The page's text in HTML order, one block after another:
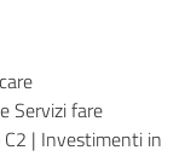
Servizi fare
| Investimenti in